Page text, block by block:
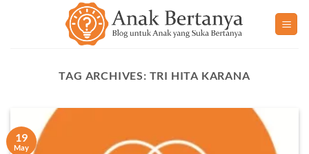
TAG ARCHIVES: TRI HITA KARANA
19
May